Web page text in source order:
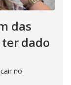
das
dado
no